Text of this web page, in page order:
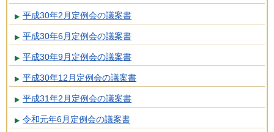
平成30年2月定例会の議案書
平成30年6月定例会の議案書
平成30年9月定例会の議案書
平成30年12月定例会の議案書
平成31年2月定例会の議案書
令和元年6月定例会の議案書